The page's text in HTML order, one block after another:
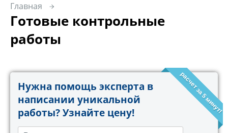
Главная
Готовые контрольные
работы
расчет за 5 минут!
Нужна помощь эксперта в
написании уникальной
работы? Узнайте цену!